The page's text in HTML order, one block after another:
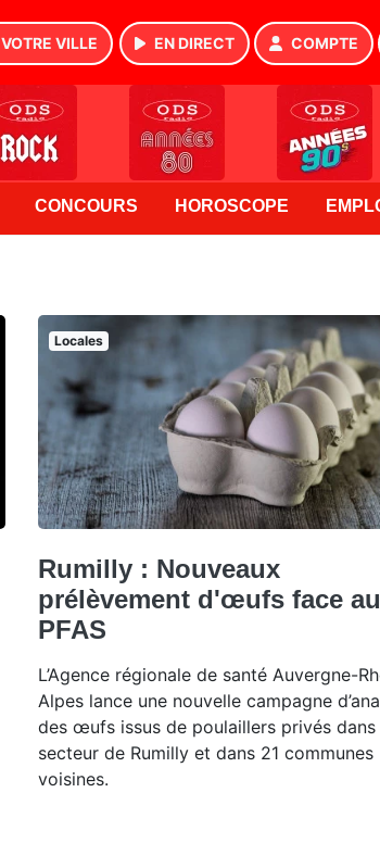
VOTRE VILLE EN DIRECT COMPTE
CONCOURS HOROSCOPE
Locales
Rumilly : Nouveaux
prélèvement d'œufs face
PFAS
L’Agence régionale de santé Auvergne-
Alpes lance une nouvelle campagne
des œufs issus de poulaillers privés dans
secteur de Rumilly et dans 21 communes
voisines.